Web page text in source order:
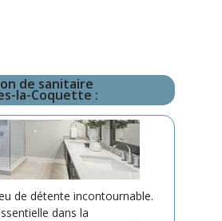
de sanitaire
la-Coquette :
de détente incontournable.
dans la